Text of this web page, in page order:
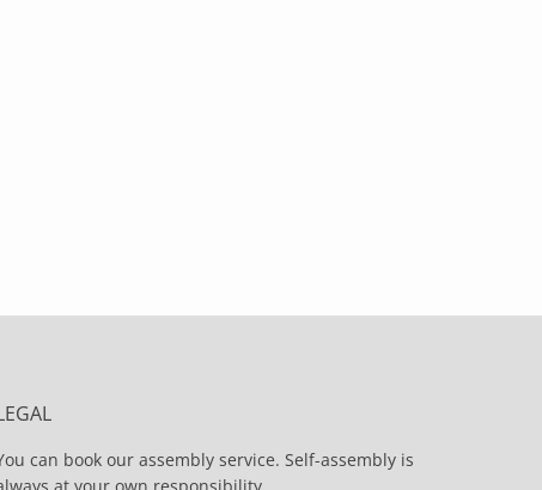
can book our assembly service. Self-assembly is